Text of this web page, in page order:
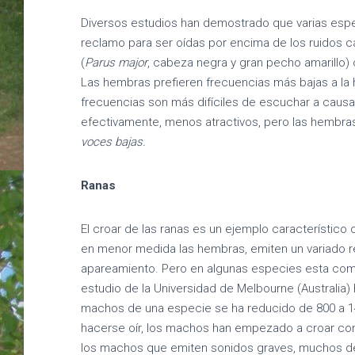
Diversos estudios han demostrado que varias
reclamo para ser oídas por encima de los ruidos
(Parus major, cabeza negra y gran pecho
Las hembras prefieren frecuencias más bajas a
frecuencias son más difíciles de escuchar a
efectivamente, menos atractivos, pero las
voces bajas.
Ranas
El croar de las ranas es un ejemplo
en menor medida las hembras, emiten un
apareamiento. Pero en algunas especies esta
estudio de la Universidad de Melbourne
machos de una especie se ha reducido de 800 a
hacerse oír, los machos han empezado a croar
los machos que emiten sonidos graves, muchos